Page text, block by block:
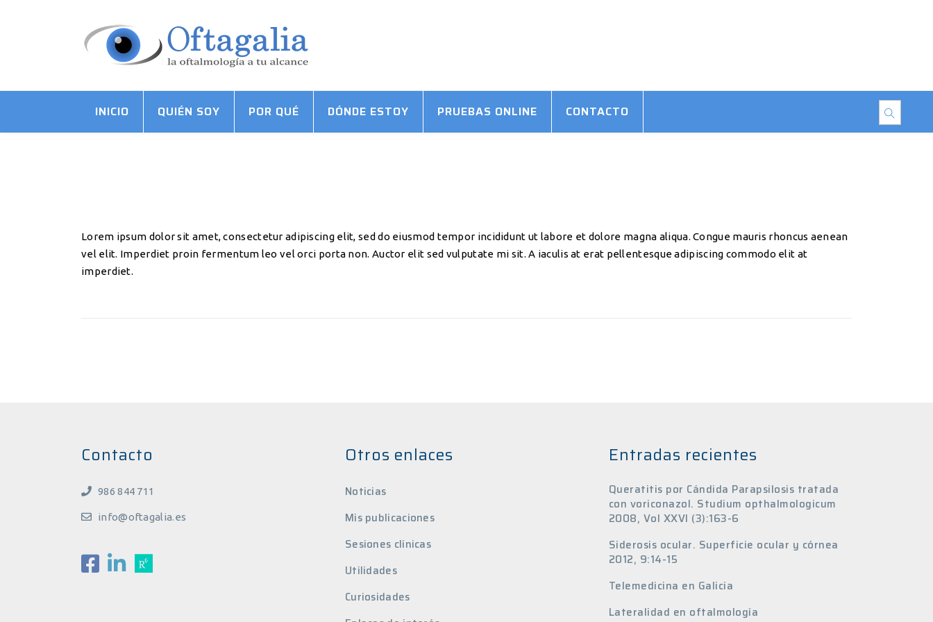
INICIO QUIÉN SOY POR QUÉ DÓNDE ESTOY PRUEBAS ONLINE CONTACTO
Lorem ipsum dolor sit amet, consectetur adipiscing elit, sed do eiusmod tempor incididunt ut labore et dolore magna aliqua. Congue mauris rhoncus aenean
vel elit. Imperdiet proin fermentum leo vel orci porta non. Auctor elit sed vulputate mi sit. A iaculis at erat pellentesque adipiscing commodo elit at
imperdiet.
Contacto
986 844 711
info@oftagalia.es
Otros enlaces
Noticias
Mis publicaciones
Sesiones clínicas
Utilidades
Curiosidades
Entradas recientes
Queratitis por Cándida Parapsilosis tratada
con voriconazol. Studium opthalmologicum
2008, Vol XXVI (3):163-6
Siderosis ocular. Superficie ocular y córnea
2012, 9:14-15
Telemedicina en Galicia
Lateralidad en oftalmología